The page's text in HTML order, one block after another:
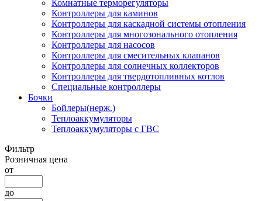
Комнатные терморегуляторы
Контроллеры для каминов
Контроллеры для каскадной системы отопления
Контроллеры для многозонального отопления
Контроллеры для насосов
Контроллеры для смесительных клапанов
Контроллеры для солнечных коллекторов
Контроллеры для твердотопливных котлов
Специальные контроллеры
Бочки
Бойлеры(нерж.)
Теплоаккумуляторы
Теплоаккумуляторы с ГВС
Фильтр
Розничная цена
от
до